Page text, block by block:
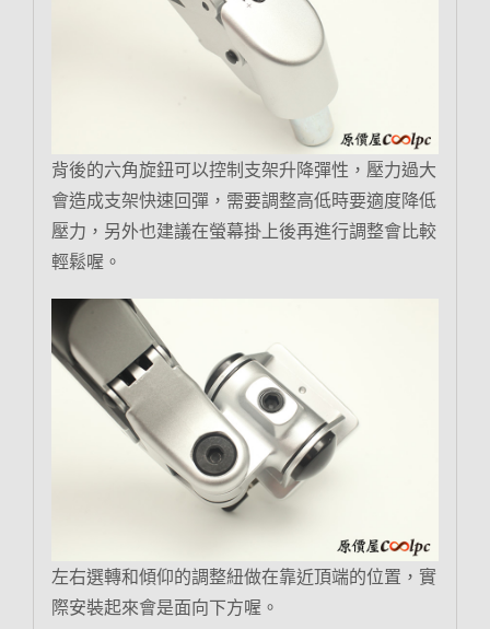
背後的六角旋鈕可以控制支架升降彈性，壓力過大
會造成支架快速回彈，需要調整高低時要適度降低
壓力，另外也建議在螢幕掛上後再進行調整會比較
輕鬆喔。
左右選轉和傾仰的調整紐做在靠近頂端的位置，實
際安裝起來會是面向下方喔。